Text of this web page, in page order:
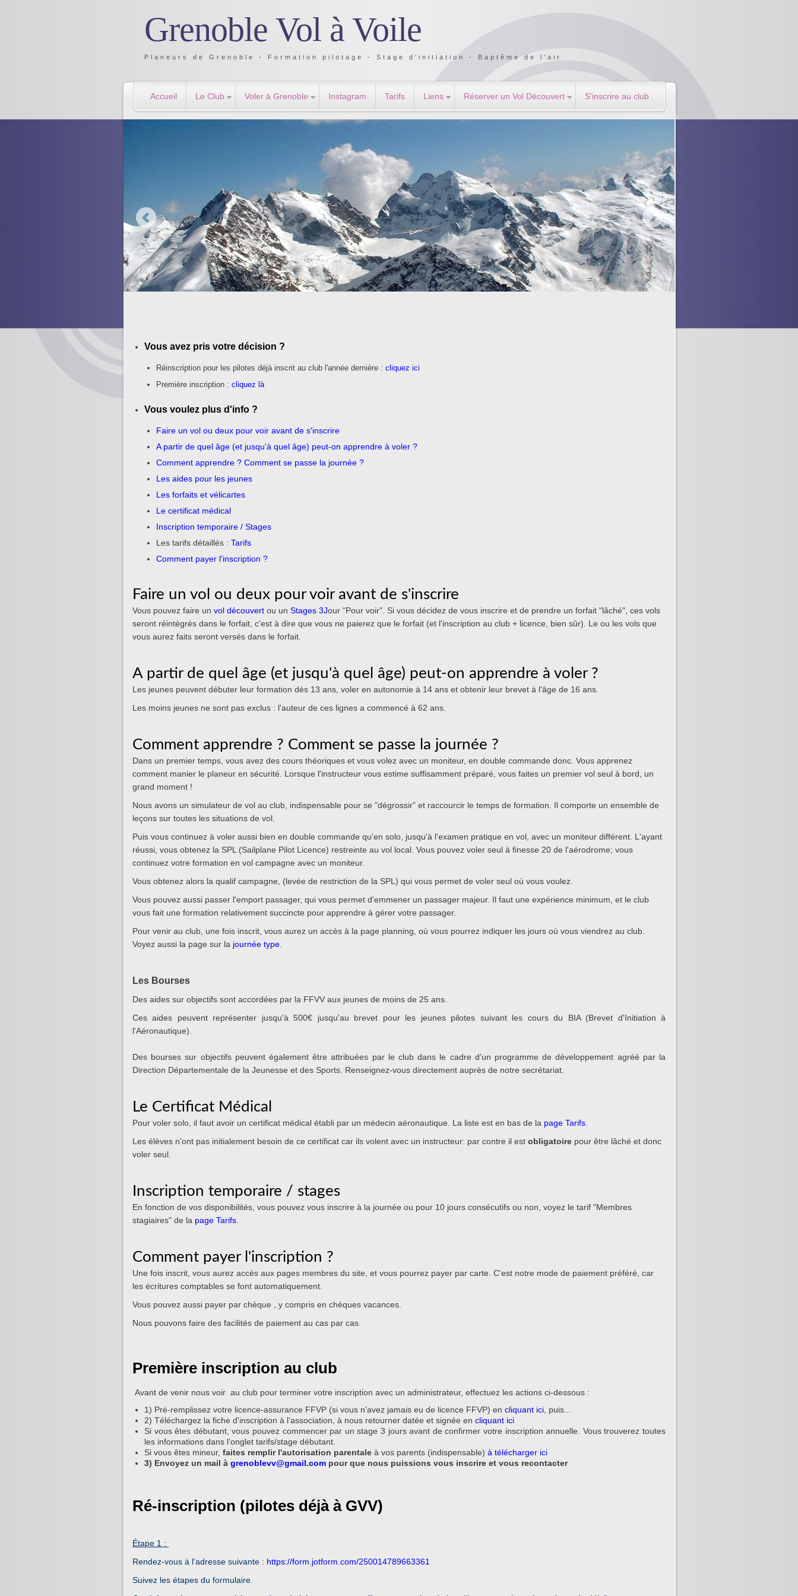
Grenoble Vol à Voile
Planeurs de Grenoble - Formation pilotage - Stage d'initiation - Baptême de l'air
Accueil Le Club Voler à Grenoble Instagram Tarifs Liens Réserver un Vol Découvert S'inscrire au club
Vous avez pris votre décision ?
Réinscription pour les pilotes déjà inscrit au club l'année dernière : cliquez ici
Première inscription : cliquez là
Vous voulez plus d'info ?
Faire un vol ou deux pour voir avant de s'inscrire
A partir de quel âge (et jusqu'à quel âge) peut-on apprendre à voler ?
Comment apprendre ? Comment se passe la journée ?
Les aides pour les jeunes
Les forfaits et vélicartes
Le certificat médical
Inscription temporaire / Stages
Les tarifs détaillés : Tarifs
Comment payer l'inscription ?
Faire un vol ou deux pour voir avant de s'inscrire
Vous pouvez faire un vol découvert ou un Stages 3Jour "Pour voir". Si vous décidez de vous inscrire et de prendre un forfait "lâché", ces vols
seront réintégrés dans le forfait, c'est à dire que vous ne paierez que le forfait (et l'inscription au club + licence, bien sûr). Le ou les vols que
vous aurez faits seront versés dans le forfait.
A partir de quel âge (et jusqu'à quel âge) peut-on apprendre à voler ?
Les jeunes peuvent débuter leur formation dès 13 ans, voler en autonomie à 14 ans et obtenir leur brevet à l'âge de 16 ans.
Les moins jeunes ne sont pas exclus : l'auteur de ces lignes a commencé à 62 ans.
Comment apprendre ? Comment se passe la journée ?
Dans un premier temps, vous avez des cours théoriques et vous volez avec un moniteur, en double commande donc. Vous apprenez
comment manier le planeur en sécurité. Lorsque l'instructeur vous estime suffisamment préparé, vous faites un premier vol seul à bord, un
grand moment !
Nous avons un simulateur de vol au club, indispensable pour se "dégrossir" et raccourcir le temps de formation. Il comporte un ensemble de
leçons sur toutes les situations de vol.
Puis vous continuez à voler aussi bien en double commande qu'en solo, jusqu'à l'examen pratique en vol, avec un moniteur différent. L'ayant
réussi, vous obtenez la SPL (Sailplane Pilot Licence) restreinte au vol local. Vous pouvez voler seul à finesse 20 de l'aérodrome; vous
continuez votre formation en vol campagne avec un moniteur.
Vous obtenez alors la qualif campagne, (levée de restriction de la SPL) qui vous permet de voler seul où vous voulez.
Vous pouvez aussi passer l'emport passager, qui vous permet d'emmener un passager majeur. Il faut une expérience minimum, et le club
vous fait une formation relativement succincte pour apprendre à gérer votre passager.
Pour venir au club, une fois inscrit, vous aurez un accès à la page planning, où vous pourrez indiquer les jours où vous viendrez au club.
Voyez aussi la page sur la journée type.
Les Bourses
Des aides sur objectifs sont accordées par la FFVV aux jeunes de moins de 25 ans.
Ces aides peuvent représenter jusqu'à 500€ jusqu'au brevet pour les jeunes pilotes suivant les cours du BIA (Brevet d'Initiation à
l'Aéronautique).
Des bourses sur objectifs peuvent également être attribuées par le club dans le cadre d'un programme de développement agréé par la
Direction Départementale de la Jeunesse et des Sports. Renseignez-vous directement auprès de notre secrétariat.
Le Certificat Médical
Pour voler solo, il faut avoir un certificat médical établi par un médecin aéronautique. La liste est en bas de la page Tarifs.
Les élèves n'ont pas initialement besoin de ce certificat car ils volent avec un instructeur: par contre il est obligatoire pour être lâché et donc
voler seul.
Inscription temporaire / stages
En fonction de vos disponibilités, vous pouvez vous inscrire à la journée ou pour 10 jours consécutifs ou non, voyez le tarif "Membres
stagiaires" de la page Tarifs.
Comment payer l'inscription ?
Une fois inscrit, vous aurez accès aux pages membres du site, et vous pourrez payer par carte. C'est notre mode de paiement préféré, car
les écritures comptables se font automatiquement.
Vous pouvez aussi payer par chèque , y compris en chèques vacances.
Nous pouvons faire des facilités de paiement au cas par cas.
Première inscription au club
Avant de venir nous voir au club pour terminer votre inscription avec un administrateur, effectuez les actions ci-dessous :
1) Pré-remplissez votre licence-assurance FFVP (si vous n'avez jamais eu de licence FFVP) en cliquant ici , puis...
2) Téléchargez la fiche d'inscription à l'association, à nous retourner datée et signée en cliquant ici
Si vous êtes débutant, vous pouvez commencer par un stage 3 jours avant de confirmer votre inscription annuelle. Vous trouverez toutes
les informations dans l’onglet tarifs/stage débutant.
Si vous êtes mineur, faites remplir l'autorisation parentale à vos parents (indispensable) à télécharger ici
3) Envoyez un mail à grenoblevv@gmail.com pour que nous puissions vous inscrire et vous recontacter
Ré-inscription (pilotes déjà à GVV)
Étape 1 :
Rendez-vous à l'adresse suivante : https://form.jotform.com/250014789663361
Suivez les étapes du formulaire.